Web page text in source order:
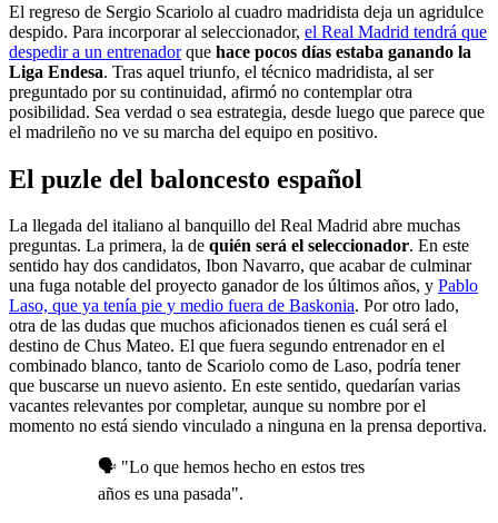
El regreso de Sergio Scariolo al cuadro madridista deja un agridulce
despido. Para incorporar al seleccionador, el Real Madrid tendrá que
despedir a un entrenadorque hace pocos días estaba ganando la
Liga Endesa. Tras aquel triunfo, el técnico madridista, al ser
preguntado por su continuidad, afirmó no contemplar otra
posibilidad. Sea verdad o sea estrategia, desde luego que parece que
el madrileño no ve su marcha del equipo en positivo.
El puzle del baloncesto español
La llegada del italiano al banquillo del Real Madrid abre muchas
preguntas. La primera, la de quién será el seleccionador. En este
sentido hay dos candidatos, Ibon Navarro, que acabar de culminar
una fuga notable del proyecto ganador de los últimos años, y Pablo
Laso, que ya tenía pie y medio fuera de Baskonia. Por otro lado,
otra de las dudas que muchos aficionados tienen es cuál será el
destino de Chus Mateo. El que fuera segundo entrenador en el
combinado blanco, tanto de Scariolo como de Laso, podría tener
que buscarse un nuevo asiento. En este sentido, quedarían varias
vacantes relevantes por completar, aunque su nombre por el
momento no está siendo vinculado a ninguna en la prensa deportiva.
🗣️ "Lo que hemos hecho en estos tres
años es una pasada".